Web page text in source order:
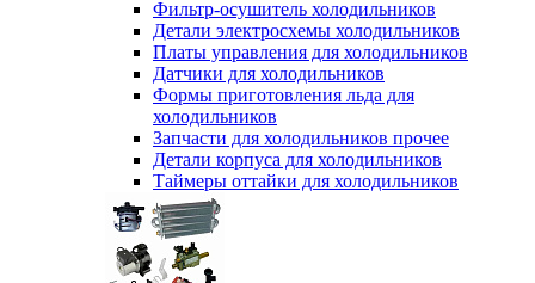
Фильтр-осушитель холодильников
Детали электросхемы холодильников
Платы управления для холодильников
Датчики для холодильников
Формы приготовления льда для
холодильников
Запчасти для холодильников прочее
Детали корпуса для холодильников
Таймеры оттайки для холодильников